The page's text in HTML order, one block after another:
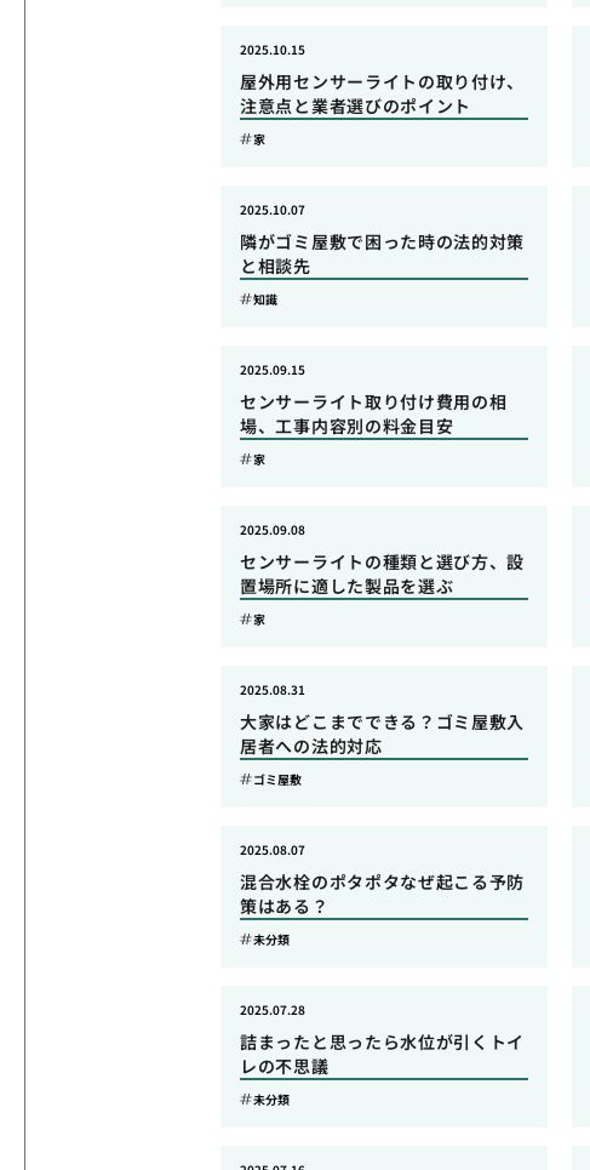
屋外用センサーライトの取り付け、
注意点と業者選びのポイント
2025.10.15
家
隣がゴミ屋敷で困った時の法的対策
と相談先
2025.10.07
知識
センサーライト取り付け費用の相
場、工事内容別の料金目安
2025.09.15
家
センサーライトの種類と選び方、設
置場所に適した製品を選ぶ
2025.09.08
家
大家はどこまでできる？ゴミ屋敷入
居者への法的対応
2025.08.31
ゴミ屋敷
混合水栓のポタポタなぜ起こる予防
策はある？
2025.08.07
未分類
詰まったと思ったら水位が引くトイ
レの不思議
2025.07.28
未分類